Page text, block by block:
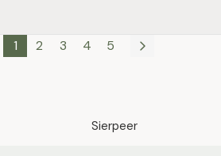
1 2 3 4 5
Sierpeer